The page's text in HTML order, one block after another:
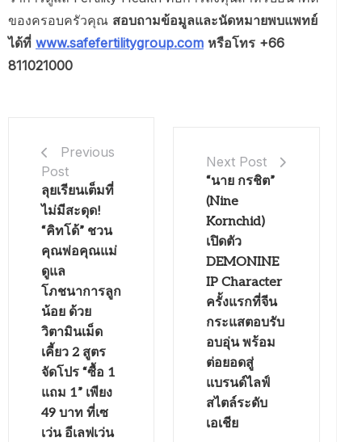
ของครอบครัวคุณ สอบถามข้อมูลและนัดหมายพบแพทย์
ได้ที่ www.safefertilitygroup.com หรือโทร +66
811021000
Previous
Post
ลุยเรียนเต็มที่
ไม่มีสะดุด!
“คิทโด้” ชวน
คุณพ่อคุณแม่
ดูแล
โภชนาการลูก
น้อย ด้วย
วิตามินเม็ด
เคี้ยว 2 สูตร
จัดโปร “ซื้อ 1
แถม 1” เพียง
49 บาท ที่เซ
เว่น อีเลฟเว่น
Next Post
“นาย กรชิต”
(Nine
Kornchid)
เปิดตัว
DEMONINE
IP Character
ครั้งแรกที่จีน
กระแสตอบรับ
อบอุ่น พร้อม
ต่อยอดสู่
แบรนด์ไลฟ์
สไตล์ระดับ
เอเชีย